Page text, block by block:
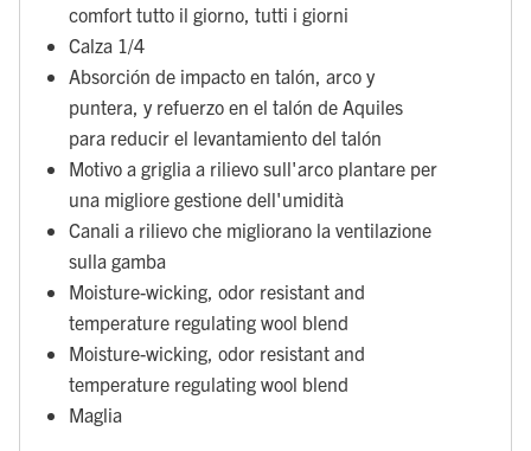
comfort tutto il giorno, tutti i giorni
Calza 1/4
Absorción de impacto en talón, arco y
puntera, y refuerzo en el talón de Aquiles
para reducir el levantamiento del talón
Motivo a griglia a rilievo sull'arco plantare per
una migliore gestione dell'umidità
Canali a rilievo che migliorano la ventilazione
sulla gamba
Moisture-wicking, odor resistant and
temperature regulating wool blend
Moisture-wicking, odor resistant and
temperature regulating wool blend
Maglia